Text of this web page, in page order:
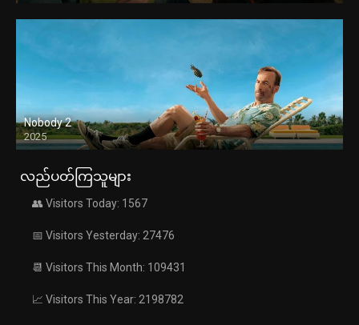
Nobody 2
2025
လည်ပတ်ကြသူများ
👥 Visitors Today: 1567
📅 Visitors Yesterday: 27476
📆 Visitors This Month: 109431
📈 Visitors This Year: 2198782